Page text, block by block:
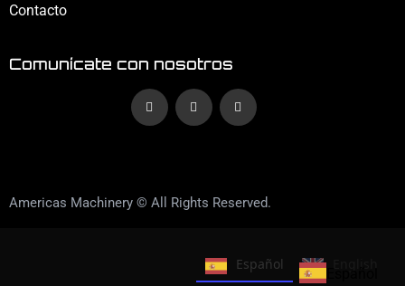
Contacto
Comunícate con nosotros
Americas Machinery © All Rights Reserved.
Español
Español